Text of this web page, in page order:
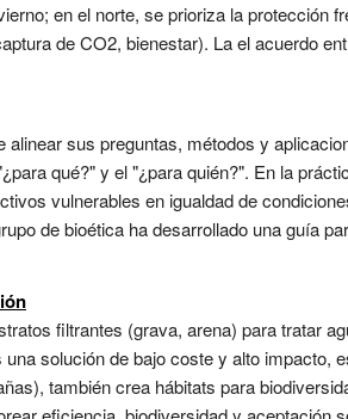
en el norte, se prioriza la protección
de CO2, bienestar). La el acuerdo
sus preguntas, métodos y
qué?" y el "¿para quién?". En la
vulnerables en igualdad de
de bioética ha desarrollado una guía
filtrantes (grava, arena) para tratar
solución de bajo coste y alto impacto,
también crea hábitats para